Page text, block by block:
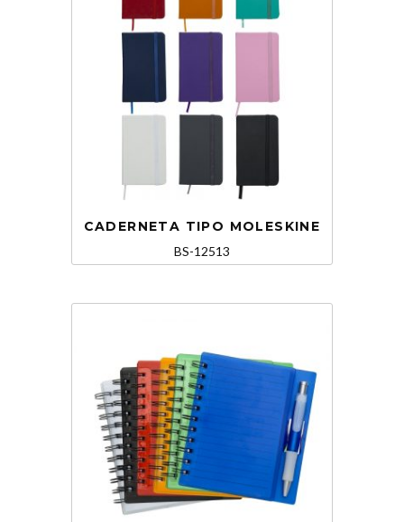
CADERNETA TIPO MOLESKINE
BS-12513